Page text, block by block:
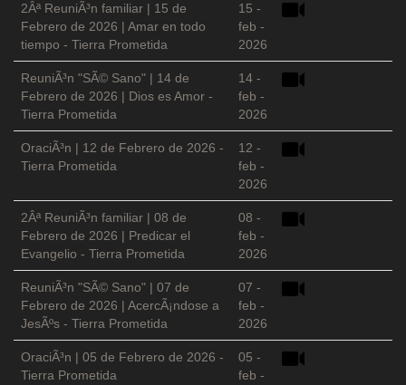
2Âª ReuniÃ³n familiar | 15 de
Febrero de 2026 | Amar en todo
tiempo - Tierra Prometida
15 -
feb -
2026
ReuniÃ³n "SÃ© Sano" | 14 de
Febrero de 2026 | Dios es Amor -
Tierra Prometida
14 -
feb -
2026
OraciÃ³n | 12 de Febrero de 2026 -
Tierra Prometida
12 -
feb -
2026
2Âª ReuniÃ³n familiar | 08 de
Febrero de 2026 | Predicar el
Evangelio - Tierra Prometida
08 -
feb -
2026
ReuniÃ³n "SÃ© Sano" | 07 de
Febrero de 2026 | AcercÃ¡ndose a
JesÃºs - Tierra Prometida
07 -
feb -
2026
OraciÃ³n | 05 de Febrero de 2026 -
Tierra Prometida
05 -
feb -